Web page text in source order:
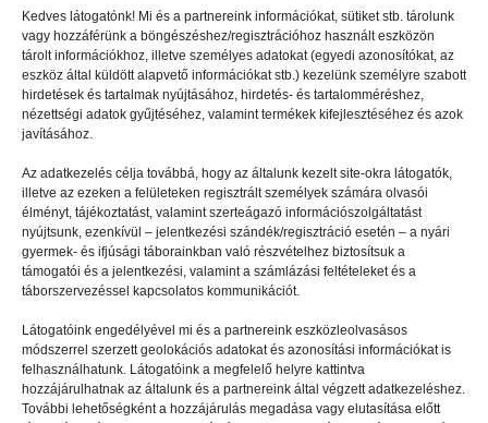
Kedves látogatónk! Mi és a partnereink információkat, sütiket stb. tárolunk
vagy hozzáférünk a böngészéshez/regisztrációhoz használt eszközön
tárolt információkhoz, illetve személyes adatokat (egyedi azonosítókat, az
eszköz által küldött alapvető információkat stb.) kezelünk személyre szabott
hirdetések és tartalmak nyújtásához, hirdetés- és tartalomméréshez,
nézettségi adatok gyűjtéséhez, valamint termékek kifejlesztéséhez és azok
javításához.
Az adatkezelés célja továbbá, hogy az általunk kezelt site-okra látogatók,
illetve az ezeken a felületeken regisztrált személyek számára olvasói
élményt, tájékoztatást, valamint szerteágazó információszolgáltatást
nyújtsunk, ezenkívül – jelentkezési szándék/regisztráció esetén – a nyári
gyermek- és ifjúsági táborainkban való részvételhez biztosítsuk a
támogatói és a jelentkezési, valamint a számlázási feltételeket és a
táborszervezéssel kapcsolatos kommunikációt.
Látogatóink engedélyével mi és a partnereink eszközleolvasásos
módszerrel szerzett geolokációs adatokat és azonosítási információkat is
felhasználhatunk. Látogatóink a megfelelő helyre kattintva
hozzájárulhatnak az általunk és a partnereink által végzett adatkezeléshez.
További lehetőségként a hozzájárulás megadása vagy elutasítása előtt
TÁBORBAN
A dróntáborokról